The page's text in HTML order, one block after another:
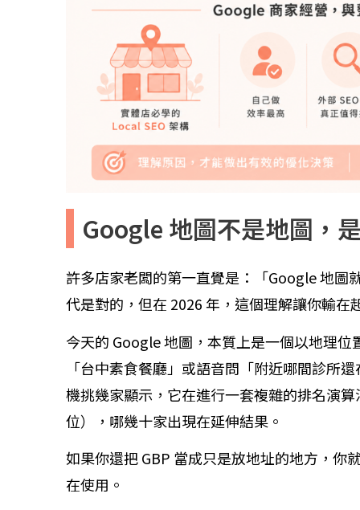
Google 地圖不是地圖，
許多店家老闆的第一直覺是：「Google 地圖
代是對的，但在 2026 年，這個理解讓你輸在
今天的 Google 地圖，本質上是一個以地理
「台中素食餐廳」或語音問「附近哪間診所
機挑幾家顯示，它在進行一套複雜的排名演
位），哪幾十家出現在延伸結果。
如果你還把 GBP 當成只是放地址的地方，你
在使用。